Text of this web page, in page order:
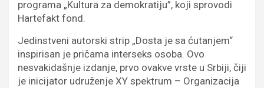
programa „Kultura za demokratiju”, koji sprovodi
Hartefakt fond.
Jedinstveni autorski strip „Dosta je sa ćutanjem“
inspirisan je pričama interseks osoba. Ovo
nesvakidašnje izdanje, prvo ovakve vrste u Srbiji, čiji
je inicijator udruženje XY spektrum – Organizacija